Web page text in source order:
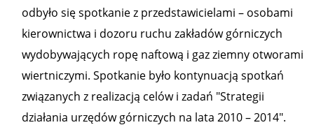
odbyło się spotkanie z przedstawicielami – osobami
kierownictwa i dozoru ruchu zakładów górniczych
wydobywających ropę naftową i gaz ziemny otworami
wiertniczymi. Spotkanie było kontynuacją spotkań
związanych z realizacją celów i zadań "Strategii
działania urzędów górniczych na lata 2010 – 2014".